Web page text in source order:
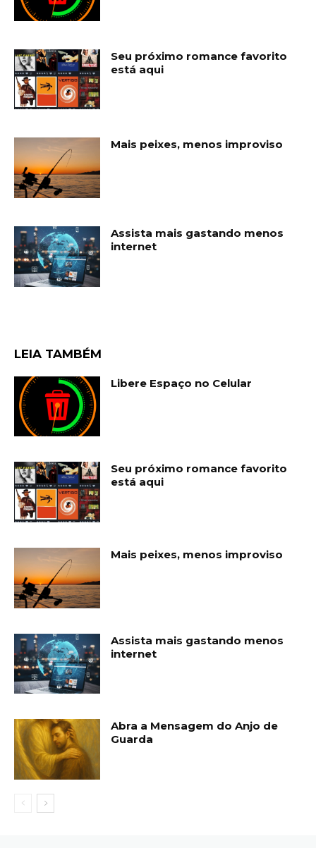
Seu próximo romance favorito
está aqui
Mais peixes, menos improviso
Assista mais gastando menos
internet
LEIA TAMBÉM
Libere Espaço no Celular
Seu próximo romance favorito
está aqui
Mais peixes, menos improviso
Assista mais gastando menos
internet
Abra a Mensagem do Anjo de
Guarda